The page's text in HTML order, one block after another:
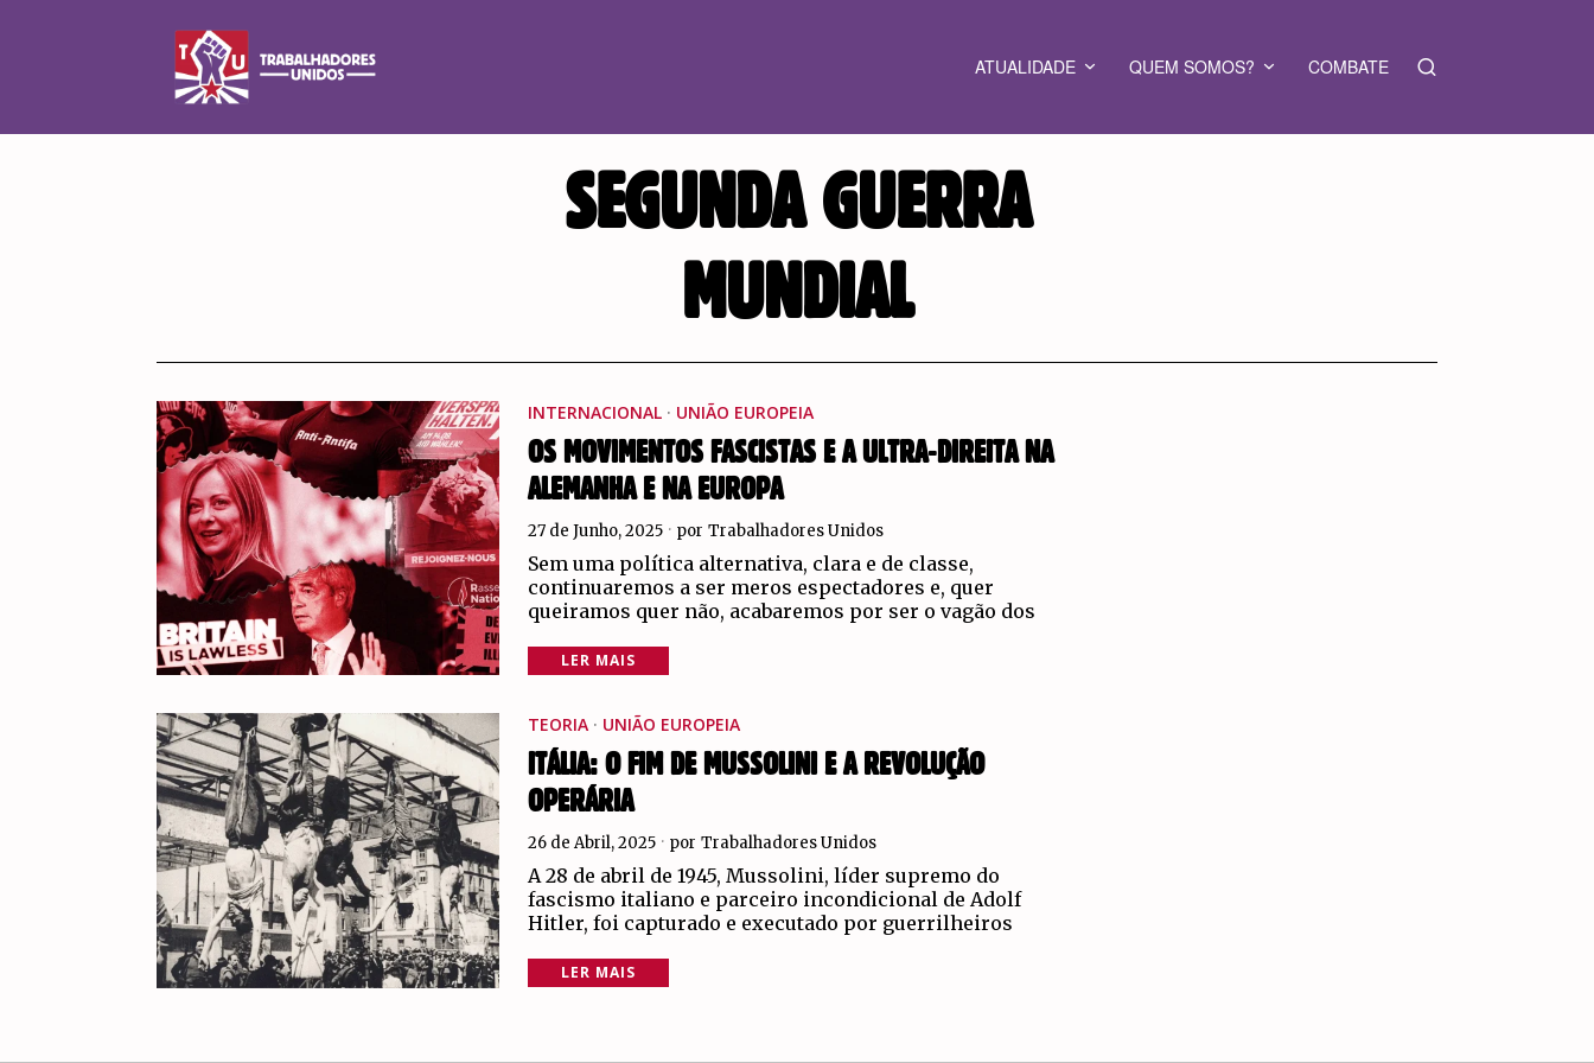
ATUALIDADE QUEM SOMOS? COMBATE
SEGUNDA GUERRA
MUNDIAL
INTERNACIONAL · UNIÃO EUROPEIA
OS MOVIMENTOS FASCISTAS E A ULTRA-DIREITA NA
ALEMANHA E NA EUROPA
27 de Junho, 2025 por Trabalhadores Unidos
Sem uma política alternativa, clara e de classe,
continuaremos a ser meros espectadores e, quer
queiramos quer não, acabaremos por ser o vagão dos
LER MAIS
TEORIA · UNIÃO EUROPEIA
ITÁLIA: O FIM DE MUSSOLINI E A REVOLUÇÃO
OPERÁRIA
26 de Abril, 2025 por Trabalhadores Unidos
A 28 de abril de 1945, Mussolini, líder supremo do
fascismo italiano e parceiro incondicional de Adolf
Hitler, foi capturado e executado por guerrilheiros
LER MAIS